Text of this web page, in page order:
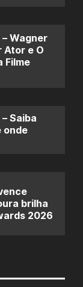
Wagner
Ator e O
Filme
Saiba
onde
brilha
2026